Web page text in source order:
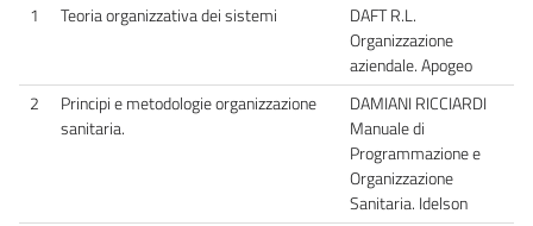
1
Teoria organizzativa dei sistemi
DAFT R.L.
Organizzazione
aziendale. Apogeo
2
Principi e metodologie organizzazione
sanitaria.
DAMIANI RICCIARDI
Manuale di
Programmazione e
Organizzazione
Sanitaria. Idelson